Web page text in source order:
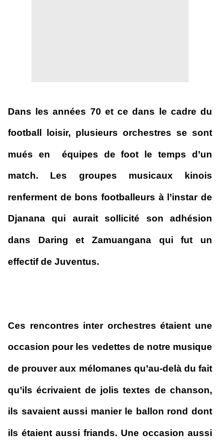
Dans les années 70 et ce dans le cadre du
football loisir, plusieurs orchestres se sont
mués en équipes de foot le temps d’un
match. Les groupes musicaux kinois
renferment de bons footballeurs à l’instar de
Djanana qui aurait sollicité son adhésion
dans Daring et Zamuangana qui fut un
effectif de Juventus.
Ces rencontres inter orchestres étaient une
occasion pour les vedettes de notre musique
de prouver aux mélomanes qu’au-delà du fait
qu’ils écrivaient de jolis textes de chanson,
ils savaient aussi manier le ballon rond dont
ils étaient aussi friands. Une occasion aussi